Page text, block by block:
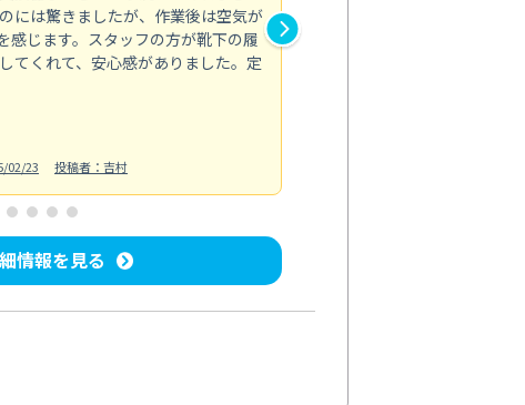
には驚きましたが、作業後は空気が
感じます。スタッフの方が靴下の履
てくれて、安心感がありました。定
02/23 投稿者：吉村
情報を見る